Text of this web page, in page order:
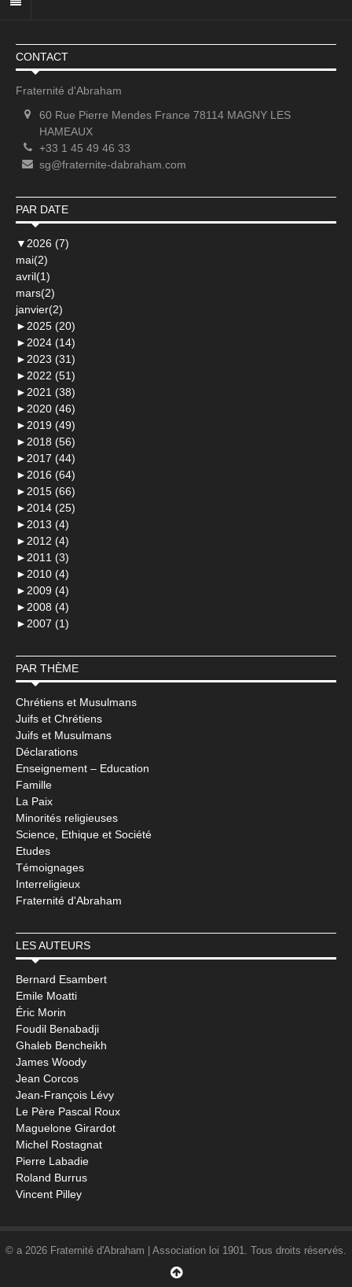
CONTACT
Fraternité d'Abraham
60 Rue Pierre Mendes France 78114 MAGNY LES
HAMEAUX
+33 1 45 49 46 33
sg@fraternite-dabraham.com
PAR DATE
▼ 2026 (7)
mai(2)
avril(1)
mars(2)
janvier(2)
► 2025 (20)
► 2024 (14)
► 2023 (31)
► 2022 (51)
► 2021 (38)
► 2020 (46)
► 2019 (49)
► 2018 (56)
► 2017 (44)
► 2016 (64)
► 2015 (66)
► 2014 (25)
► 2013 (4)
► 2012 (4)
► 2011 (3)
► 2010 (4)
► 2009 (4)
► 2008 (4)
► 2007 (1)
PAR THÈME
Chrétiens et Musulmans
Juifs et Chrétiens
Juifs et Musulmans
Déclarations
Enseignement – Education
Famille
La Paix
Minorités religieuses
Science, Ethique et Société
Etudes
Témoignages
Interreligieux
Fraternité d'Abraham
LES AUTEURS
Bernard Esambert
Emile Moatti
Éric Morin
Foudil Benabadji
Ghaleb Bencheikh
James Woody
Jean Corcos
Jean-François Lévy
Le Père Pascal Roux
Maguelone Girardot
Michel Rostagnat
Pierre Labadie
Roland Burrus
Vincent Pilley
© a 2026 Fraternité d'Abraham | Association loi 1901. Tous droits réservés.